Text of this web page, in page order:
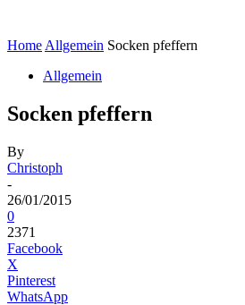
Home Allgemein Socken pfeffern
Allgemein
Socken pfeffern
By
Christoph
-
26/01/2015
0
2371
Facebook
X
Pinterest
WhatsApp